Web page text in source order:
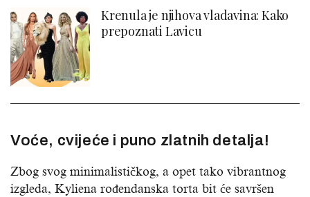
Krenula je njihova vladavina: Kako
prepoznati Lavicu
Voće, cvijeće i puno zlatnih detalja!
Zbog svog minimalističkog, a opet tako vibrantnog
izgleda, Kyliena rođendanska torta bit će savršen